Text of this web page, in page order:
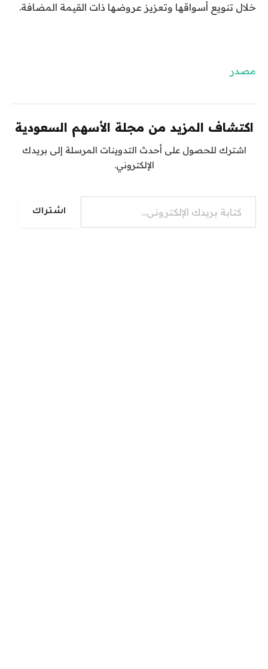
خلال تنويع أسواقها وتعزيز عروضها ذات القيمة المضافة.
مصدر
اكتشاف المزيد من مجلة الأسهم السعودية
اشترك للحصول على أحدث التدوينات المرسلة إلى بريدك
الإلكتروني.
كتابة بريدك الإلكتروني...
اشتراك